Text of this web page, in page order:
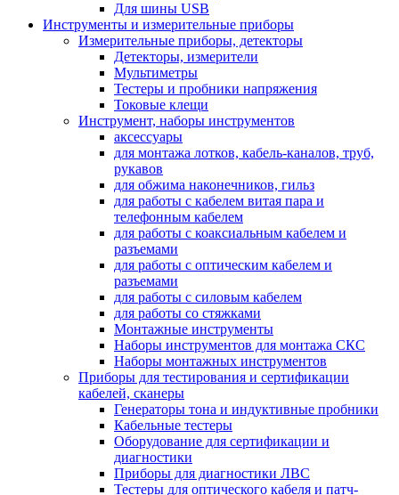
Для шины USB
Инструменты и измерительные приборы
Измерительные приборы, детекторы
Детекторы, измерители
Мультиметры
Тестеры и пробники напряжения
Токовые клещи
Инструмент, наборы инструментов
аксессуары
для монтажа лотков, кабель-каналов, труб,
рукавов
для обжима наконечников, гильз
для работы с кабелем витая пара и
телефонным кабелем
для работы с коаксиальным кабелем и
разъемами
для работы с оптическим кабелем и
разъемами
для работы с силовым кабелем
для работы со стяжками
Монтажные инструменты
Наборы инструментов для монтажа СКС
Наборы монтажных инструментов
Приборы для тестирования и сертификации
кабелей, сканеры
Генераторы тона и индуктивные пробники
Кабельные тестеры
Оборудование для сертификации и
диагностики
Приборы для диагностики ЛВС
Тестеры для оптического кабеля и патч-